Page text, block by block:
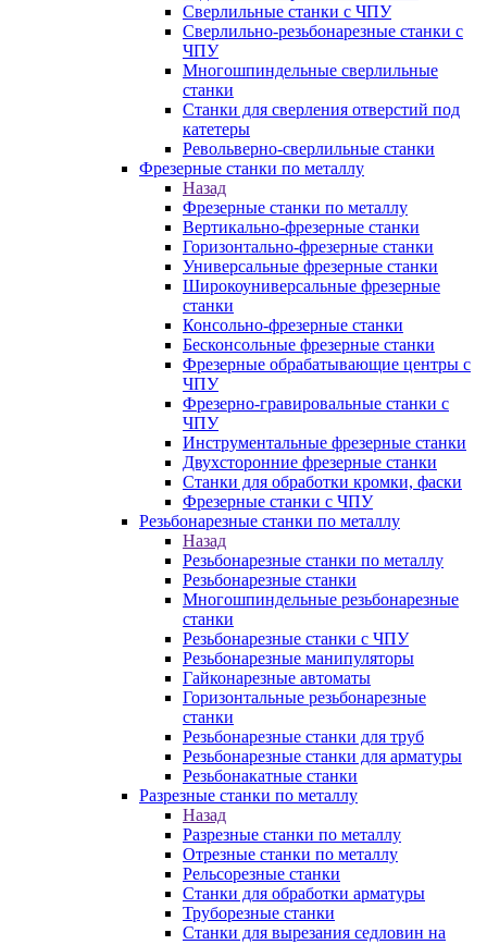
Сверлильные станки с ЧПУ
Сверлильно-резьбонарезные станки с
ЧПУ
Многошпиндельные сверлильные
станки
Станки для сверления отверстий под
катетеры
Револьверно-сверлильные станки
Фрезерные станки по металлу
Назад
Фрезерные станки по металлу
Вертикально-фрезерные станки
Горизонтально-фрезерные станки
Универсальные фрезерные станки
Широкоуниверсальные фрезерные
станки
Консольно-фрезерные станки
Бесконсольные фрезерные станки
Фрезерные обрабатывающие центры с
ЧПУ
Фрезерно-гравировальные станки с
ЧПУ
Инструментальные фрезерные станки
Двухсторонние фрезерные станки
Станки для обработки кромки, фаски
Фрезерные станки с ЧПУ
Резьбонарезные станки по металлу
Назад
Резьбонарезные станки по металлу
Резьбонарезные станки
Многошпиндельные резьбонарезные
станки
Резьбонарезные станки с ЧПУ
Резьбонарезные манипуляторы
Гайконарезные автоматы
Горизонтальные резьбонарезные
станки
Резьбонарезные станки для труб
Резьбонарезные станки для арматуры
Резьбонакатные станки
Разрезные станки по металлу
Назад
Разрезные станки по металлу
Отрезные станки по металлу
Рельсорезные станки
Станки для обработки арматуры
Труборезные станки
Станки для вырезания седловин на